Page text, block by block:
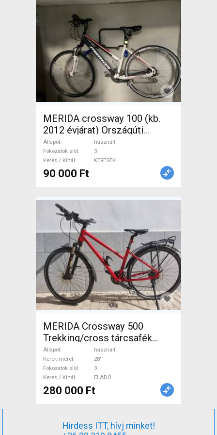
MERIDA crossway 100 (kb.
2012 évjárat) Országúti
patkófék használt KERESEK
Állapot
használt
Fokozatok elöl
3
Keres / Kínál
KERESEK
90 000 Ft
MERIDA Crossway 500
Trekking/cross tárcsafék
használt ELADÓ
Állapot
használt
Kerék méret
28"
Fokozatok elöl
3
Keres / Kínál
ELADÓ
280 000 Ft
Hirdess ITT, hívj minket!